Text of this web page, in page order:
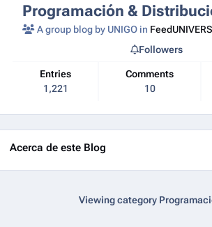
Programación &
A group blog by UNIGO in FeedUNIVERS
Entries
1,221
Comments
10
Followers
Acerca de este Blog
Viewing category